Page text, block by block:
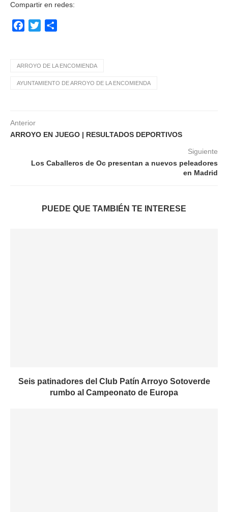
Compartir en redes:
Facebook
Twitter
ARROYO DE LA ENCOMIENDA
AYUNTAMIENTO DE ARROYO DE LA ENCOMIENDA
Anterior
ARROYO EN JUEGO | RESULTADOS DEPORTIVOS
Siguiente
Los Caballeros de Oc presentan a nuevos peleadores
en Madrid
PUEDE QUE TAMBIÉN TE INTERESE
Seis patinadores del Club Patín Arroyo Sotoverde
rumbo al Campeonato de Europa